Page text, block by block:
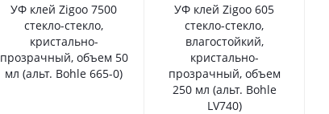
УФ клей Zigoo 7500
стекло-стекло,
кристально-
прозрачный, объем 50
мл (альт. Bohle 665-0)
УФ клей Zigoo 605
стекло-стекло,
влагостойкий,
кристально-
прозрачный, объем
250 мл (альт. Bohle
LV740)